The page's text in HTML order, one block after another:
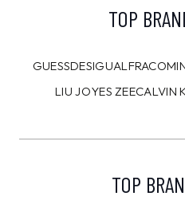
TOP
GUESSDESIGUAL
LIU JOYES ZEECALVIN
TOP